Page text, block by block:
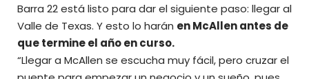
Barra 22 está listo para dar el siguiente paso: llegar al
Valle de Texas. Y esto lo harán en McAllen antes de
que termine el año en curso.
“Llegar a McAllen se escucha muy fácil, pero cruzar el